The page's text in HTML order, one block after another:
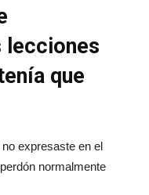
lecciones
que
expresaste en el
normalmente